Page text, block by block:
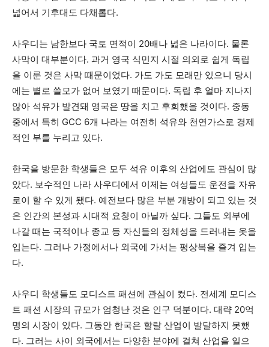
넓어서 기후대도 다채롭다.
사우디는 남한보다 국토 면적이 20배나 넓은 나라이다. 물론
사막이 대부분이다. 과거 영국 식민지 시절 의외로 쉽게 독립
을 이룬 것은 사막 때문이었다. 가도 가도 모래만 있으니 당시
에는 별로 쓸모가 없어 보였기 때문이다. 독립 후 얼마 지나지
않아 석유가 발견돼 영국은 땅을 치고 후회했을 것이다. 중동
중에서 특히 GCC 6개 나라는 여전히 석유와 천연가스로 경제
적인 부를 누리고 있다.
한국을 방문한 학생들은 모두 석유 이후의 산업에도 관심이 많
았다. 보수적인 나라 사우디에서 이제는 여성들도 운전을 자유
로이 할 수 있게 됐다. 예전보다 많은 부분 개방이 되고 있는 것
은 인간의 본성과 시대적 요청이 아닐까 싶다. 그들도 외부에
나갈 때는 국적이나 종교 등 자신들의 정체성을 드러내는 옷을
입는다. 그러나 가정에서나 외국에 가서는 평상복을 즐겨 입는
다.
사우디 학생들도 모디스트 패션에 관심이 컸다. 전세계 모디스
트 패션 시장의 규모가 엄청난 것은 인구 덕분이다. 대략 20억
명의 시장이 있다. 그동안 한국은 할랄 산업이 발달하지 못했
다. 그러는 사이 외국에서는 다양한 분야에 걸쳐 산업을 일으